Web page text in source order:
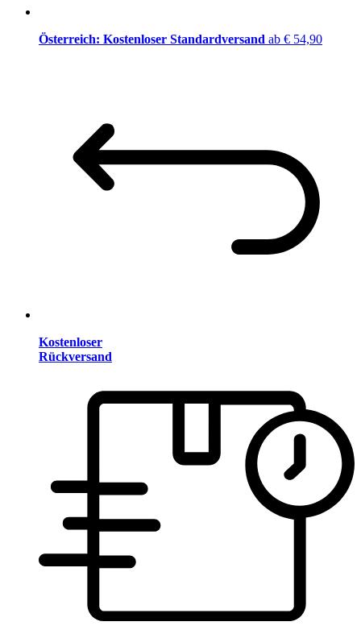
Österreich: Kostenloser Standardversand ab € 54,90
Kostenloser
Rückversand